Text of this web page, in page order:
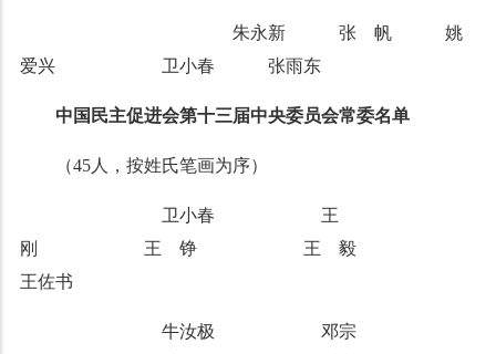
朱永新 张 帆 姚
爱兴 卫小春 张雨东
中国民主促进会第十三届中央委员会常委名单
（45人，按姓氏笔画为序）
卫小春 王
刚 王 铮 王 毅
王佐书
牛汝极 邓宗